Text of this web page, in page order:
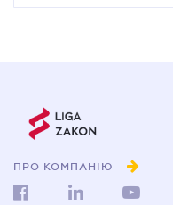
ПРО КОМПАНІЮ